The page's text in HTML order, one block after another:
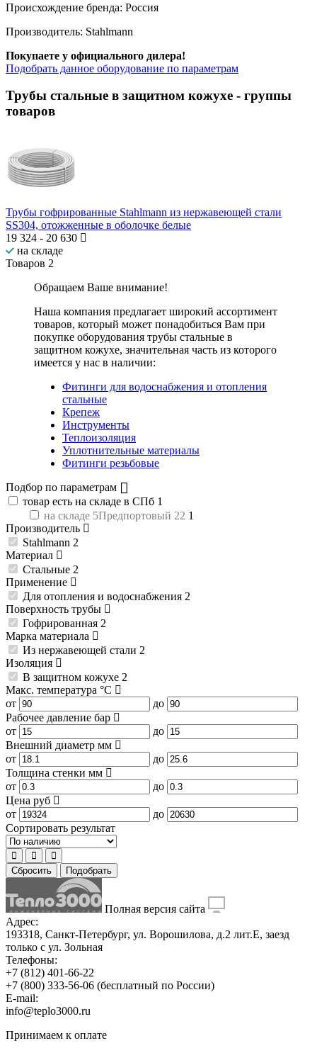
Происхождение бренда: Россия
Производитель: Stahlmann
Покупаете у официального дилера!
Подобрать данное оборудование по параметрам
Трубы стальные в защитном кожухе - группы
товаров
Трубы гофрированные Stahlmann из нержавеющей стали
SS304, отожженные в оболочке белые
19 324 - 20 630
на складе
Товаров 2
Обращаем Ваше внимание!
Наша компания предлагает широкий ассортимент
товаров, который может понадобиться Вам при
покупке оборудования трубы стальные в
защитном кожухе, значительная часть из которого
имеется у нас в наличии:
Фитинги для водоснабжения и отопления
стальные
Крепеж
Инструменты
Теплоизоляция
Уплотнительные материалы
Фитинги резьбовые
Подбор по параметрам
товар есть на складе в СПб 1
на складе 5Предпортовый 22 1
Производитель
Stahlmann 2
Материал
Стальные 2
Применение
Для отопления и водоснабжения 2
Поверхность трубы
Гофрированная 2
Марка материала
Из нержавеющей стали 2
Изоляция
В защитном кожухе 2
Макс. температура °C
от
до
Рабочее давление бар
от
до
Внешний диаметр мм
от
до
Толщина стенки мм
от
до
Цена руб
от
до
Сортировать результат
Сбросить Подобрать
Полная версия сайта
Адрес:
193318, Санкт-Петербург, ул. Ворошилова, д.2 лит.Е, заезд
только с ул. Зольная
Телефоны:
+7 (812) 401-66-22
+7 (800) 333-56-06 (бесплатный по России)
E-mail:
info@teplo3000.ru
Принимаем к оплате